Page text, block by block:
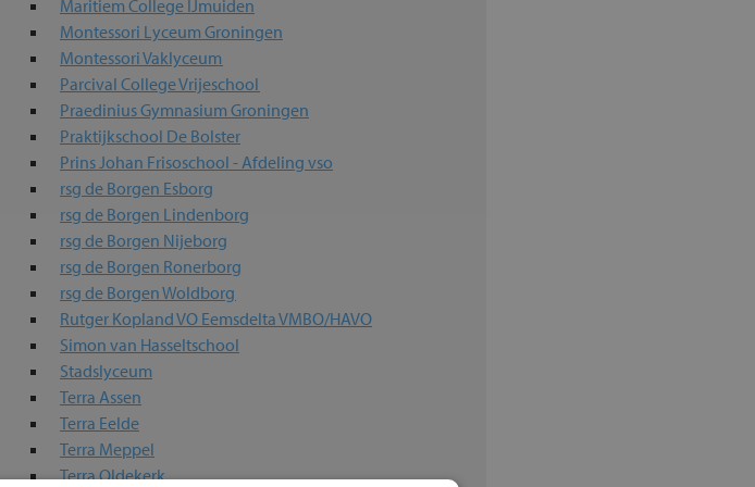
Maritiem College IJmuiden
Montessori Lyceum Groningen
Montessori Vaklyceum
Parcival College Vrijeschool
Praedinius Gymnasium Groningen
Praktijkschool De Bolster
Prins Johan Frisoschool - Afdeling vso
rsg de Borgen Esborg
rsg de Borgen Lindenborg
rsg de Borgen Nijeborg
rsg de Borgen Ronerborg
rsg de Borgen Woldborg
Rutger Kopland VO Eemsdelta VMBO/HAVO
Simon van Hasseltschool
Stadslyceum
Terra Assen
Terra Eelde
Terra Meppel
Terra Oldekerk